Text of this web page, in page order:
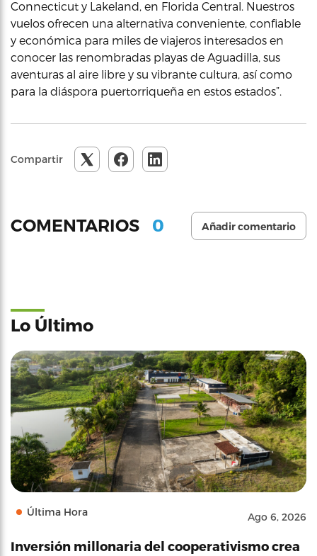
Connecticut y Lakeland, en Florida Central. Nuestros
vuelos ofrecen una alternativa conveniente, confiable
y económica para miles de viajeros interesados en
conocer las renombradas playas de Aguadilla, sus
aventuras al aire libre y su vibrante cultura, así como
para la diáspora puertorriqueña en estos estados”.
Compartir
COMENTARIOS 0 Añadir comentario
Lo Último
Última Hora Ago 6, 2026
Inversión millonaria del cooperativismo crea